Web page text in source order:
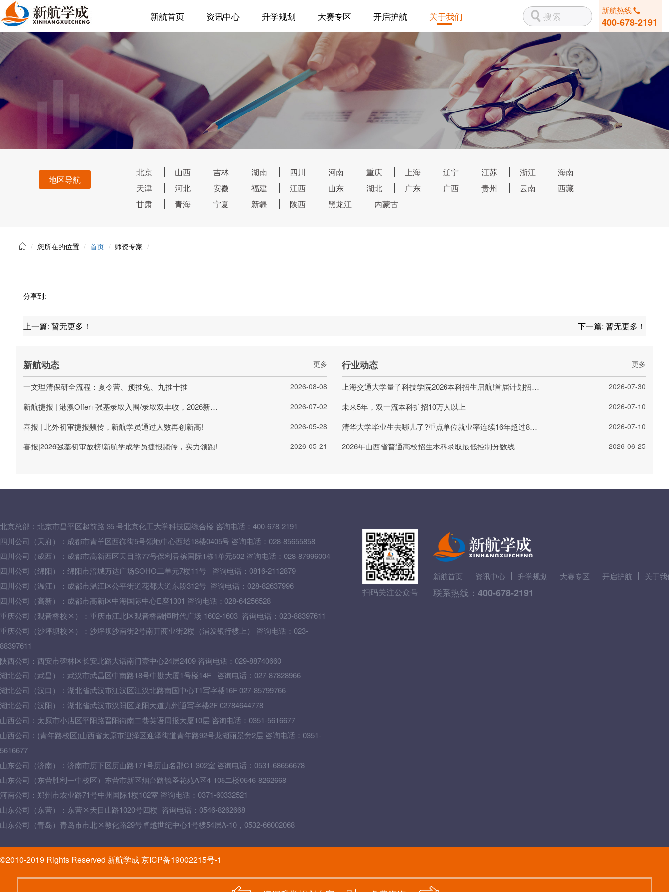
新航首页 资讯中心 升学规划 大赛专区 开启护航 关于我们 新航热线
400-678-2191
地区导航
北京 山西 吉林 湖南 四川 河南 重庆 上海 辽宁 江苏 浙江
海南
天津
河北 安徽 福建 江西 山东 湖北 广东 广西 贵州 云南
西藏
甘肃
青海 宁夏 新疆 陕西 黑龙江 内蒙古
您所在的位置 首页 师资专家
分享到:
上一篇: 暂无更多！ 下一篇: 暂无更多！
新航动态 更多
一文理清保研全流程：夏令营、预推免、九推十推 2026-08-08
新航捷报 | 港澳Offer+强基录取入围/录取双丰收，2026新航学成第一波升学喜报刷屏! 2026-07-02
喜报 | 北外初审捷报频传，新航学员通过人数再创新高! 2026-05-28
喜报|2026强基初审放榜!新航学成学员捷报频传，实力领跑! 2026-05-21
行业动态 更多
上海交通大学量子科技学院2026本科招生启航!首届计划招收20人 2026-07-30
未来5年，双一流本科扩招10万人以上 2026-07-10
清华大学毕业生去哪儿了?重点单位就业率连续16年超过80% 2026-07-10
2026年山西省普通高校招生本科录取最低控制分数线 2026-06-25
北京总部： 北京市昌平区超前路 35 号北京化工大学科技园综合楼 咨询电话：400-678-2191
四川公司（天府）：成都市青羊区西御街5号领地中心西塔18楼0405号 咨询电话：028-85655858
四川公司（成西）：成都市高新西区天目路77号保利香槟国际1栋1单元502 咨询电话：028-87996004
四川公司（绵阳）：绵阳市涪城万达广场SOHO二单元7楼11号 咨询电话：0816-2112879
四川公司（温江）：成都市温江区公平街道花都大道东段312号 咨询电话：028-82637996
四川公司（高新）：成都市高新区中海国际中心E座1301 咨询电话：028-64256528
重庆公司（观音桥校区）：重庆市江北区观音桥融恒时代广场 1602-1603 咨询电话：023-88397611
重庆公司（沙坪坝校区）：沙坪坝沙南街2号南开商业街2楼（浦发银行楼上） 咨询电话：023-
88397611
陕西公司：西安市碑林区长安北路大话南门壹中心24层2409 咨询电话：029-88740660
湖北公司 （武昌）： 武汉市武昌区中南路18号中勘大厦1号楼14F 咨询电话：027-87828966
湖北公司 （汉口）
：湖北省武汉市江汉区江汉北路南国中心T1写字楼16F 027-85799766
湖北公司（汉阳）：湖北省武汉市汉阳区龙阳大道九州通写字楼2F 02784644778
山西公司：太原市小店区平阳路晋阳街南二巷英语周报大厦10层 咨询电话：0351-5616677
山西公司： (青年路校区)山西省太原市迎泽区迎泽街道青年路92号龙湖丽景旁2层 咨询电话：0351-
5616677
山东公司（济南）：济南市历下区历山路171号历山名郡C1-302室 咨询电话：0531-68656678
山东公司（东营胜利一中校区）东营市新区烟台路毓圣花苑A区4-105二楼0546-8262668
河南公司：郑州市农业路71号中州国际1楼102室 咨询电话：0371-60332521
山东公司（东营）：东营区天目山路1020号四楼 咨询电话：0546-8262668
山东公司（青岛） 青岛市市北区敦化路29号卓越世纪中心1号楼54层A-10，0532-66002068
扫码关注公众号
新航首页 资讯中心 升学规划 大赛专区 开启护航 关于我
联系热线： 400-678-2191
©2010-2019 Rights Reserved 新航学成 京ICP备19002215号-1